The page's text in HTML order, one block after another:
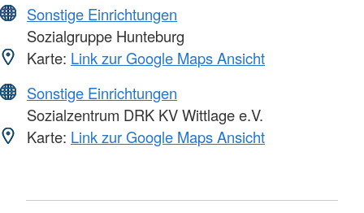
Sonstige Einrichtungen
Sozialgruppe Hunteburg
Karte: Link zur Google Maps Ansicht
Sonstige Einrichtungen
Sozialzentrum DRK KV Wittlage e.V.
Karte: Link zur Google Maps Ansicht